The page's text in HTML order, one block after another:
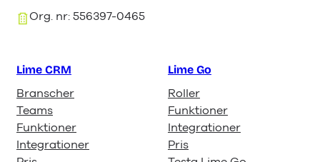
Org. nr: 556397-0465
Lime CRM
Branscher
Teams
Funktioner
Integrationer
Lime Go
Roller
Funktioner
Integrationer
Pris